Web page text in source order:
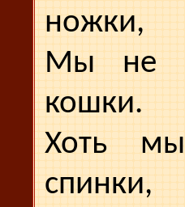
ножки,
Мы не
кошки.
Хоть
спинки,